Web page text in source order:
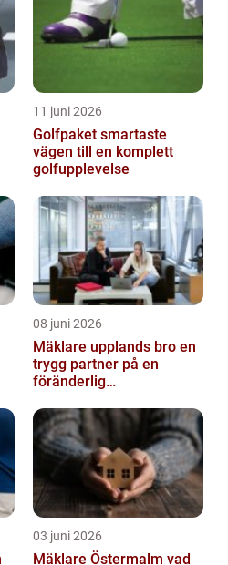
11 juni 2026
Golfpaket smartaste
vägen till en komplett
golfupplevelse
08 juni 2026
Mäklare upplands bro en
trygg partner på en
föränderlig
03 juni 2026
Mäklare Östermalm vad